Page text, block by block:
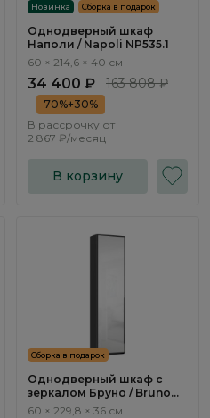
Новинка Сборка в подарок
Однодверный шкаф
Наполи / Napoli NP535.1
60 × 214,6 × 40 см
34 400 ₽ 163 808 ₽
70%+30%
В рассрочку от
2 867 ₽/месяц
В корзину
Сборка в подарок
Однодверный шкаф с
зеркалом Бруно / Bruno
BP113.0.F
60 × 229,8 × 36 см